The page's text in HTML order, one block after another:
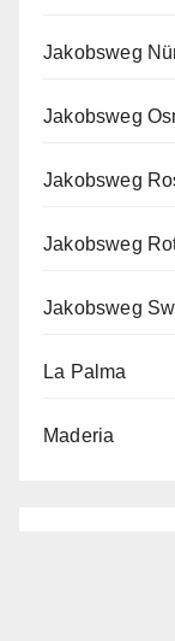
Jakobsweg
Jakobsweg
Jakobsweg
Jakobsweg
Jakobsweg
La Palma
Maderia